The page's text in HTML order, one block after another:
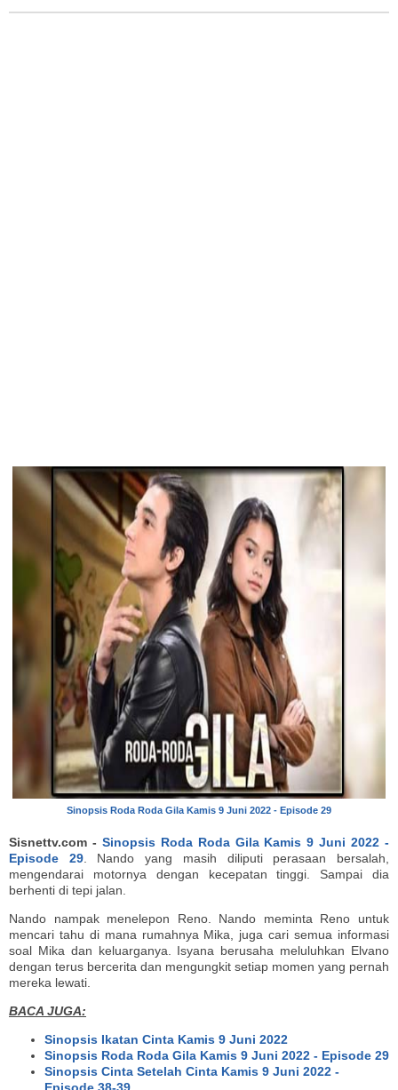
Sinopsis Roda Roda Gila Kamis 9 Juni 2022 - Episode 29
Sisnettv.com - Sinopsis Roda Roda Gila Kamis 9 Juni 2022 -
Episode 29. Nando yang masih diliputi perasaan bersalah,
mengendarai motornya dengan kecepatan tinggi. Sampai dia
berhenti di tepi jalan.
Nando nampak menelepon Reno. Nando meminta Reno untuk
mencari tahu di mana rumahnya Mika, juga cari semua informasi
soal Mika dan keluarganya. Isyana berusaha meluluhkan Elvano
dengan terus bercerita dan mengungkit setiap momen yang pernah
mereka lewati.
BACA JUGA:
Sinopsis Ikatan Cinta Kamis 9 Juni 2022
Sinopsis Roda Roda Gila Kamis 9 Juni 2022 - Episode 29
Sinopsis Cinta Setelah Cinta Kamis 9 Juni 2022 -